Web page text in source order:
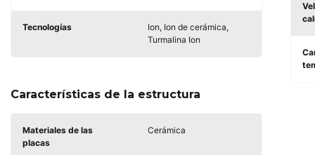
Tecnologías
Ion, Ion de cerámica,
Turmalina Ion
Características de la estructura
Materiales de las
placas
Cerámica